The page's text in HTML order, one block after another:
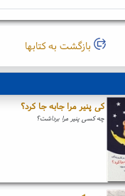
بازگشت به کتابها
کی پنیر مرا جابه جا کرد؟
چه کسی پنیر مرا برداشت؟